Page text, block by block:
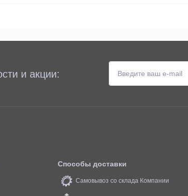
и акции:
Способы доставки
Самовывоз со склада Компании